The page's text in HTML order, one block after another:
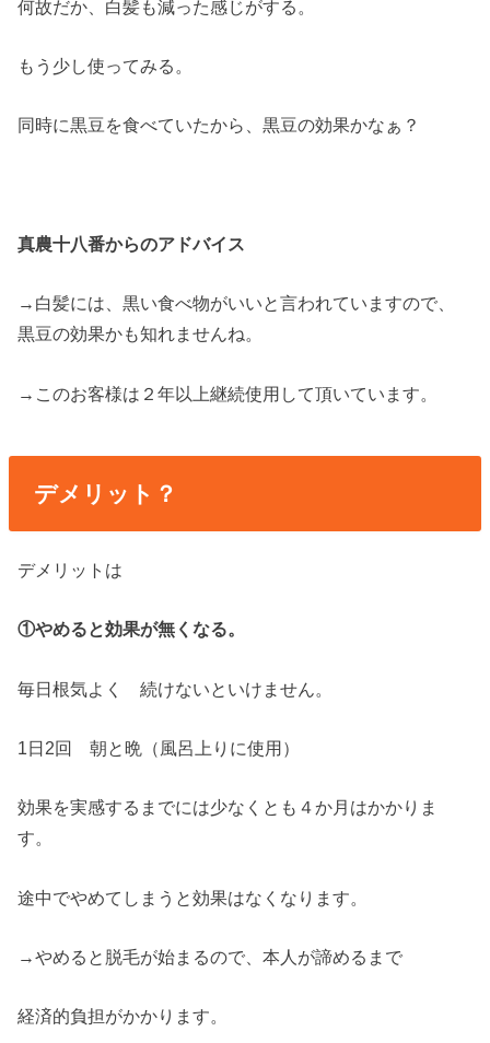
何故だか、白髪も減った感じがする。
もう少し使ってみる。
同時に黒豆を食べていたから、黒豆の効果かなぁ？
真農十八番からのアドバイス
→白髪には、黒い食べ物がいいと言われていますので、
黒豆の効果かも知れませんね。
→このお客様は２年以上継続使用して頂いています。
デメリット？
デメリットは
①やめると効果が無くなる。
毎日根気よく 続けないといけません。
1日2回 朝と晩（風呂上りに使用）
効果を実感するまでには少なくとも４か月はかかりま
す。
途中でやめてしまうと効果はなくなります。
→やめると脱毛が始まるので、本人が諦めるまで
経済的負担がかかります。